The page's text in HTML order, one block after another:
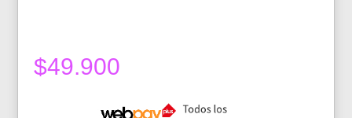
$49.900